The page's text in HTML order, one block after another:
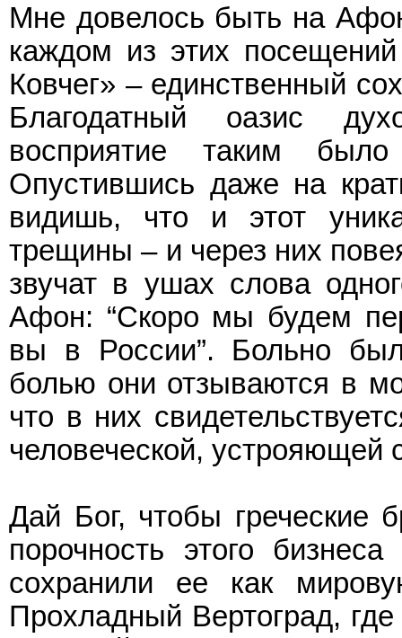
Мне довелось быть на
каждом из этих
Ковчег» – единственный
Благодатный оазис
восприятие таким
Опустившись даже на
видишь, что и этот
трещины – и через них
звучат в ушах слова
Афон: “Скоро мы будем
вы в России”. Больно
болью они отзываются в
что в них
человеческой, устрояющей
Дай Бог, чтобы греческие
порочность этого
сохранили ее как
Прохладный Вертоград,